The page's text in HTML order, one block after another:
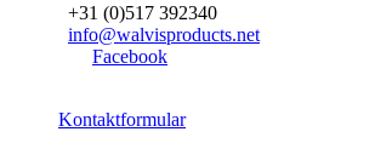
+31 (0)517 392340
info@walvisproducts.net
Facebook
Kontaktformular